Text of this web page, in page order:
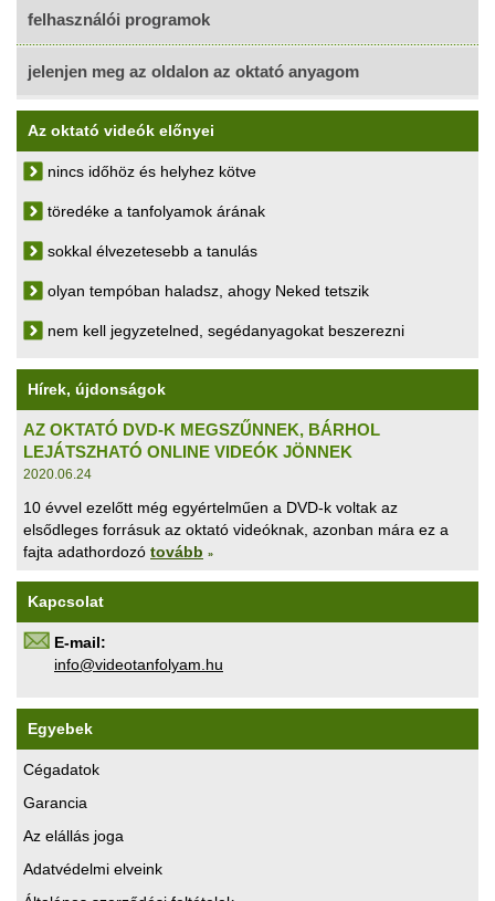
felhasználói programok
jelenjen meg az oldalon az oktató anyagom
Az oktató videók előnyei
nincs időhöz és helyhez kötve
töredéke a tanfolyamok árának
sokkal élvezetesebb a tanulás
olyan tempóban haladsz, ahogy Neked tetszik
nem kell jegyzetelned, segédanyagokat beszerezni
Hírek, újdonságok
AZ OKTATÓ DVD-K MEGSZŰNNEK, BÁRHOL
LEJÁTSZHATÓ ONLINE VIDEÓK JÖNNEK
2020.06.24
10 évvel ezelőtt még egyértelműen a DVD-k voltak az
elsődleges forrásuk az oktató videóknak, azonban mára ez a
fajta adathordozó tovább »
Kapcsolat
E-mail:
uh.maylofnatoediv@ofni
Egyebek
Cégadatok
Garancia
Az elállás joga
Adatvédelmi elveink